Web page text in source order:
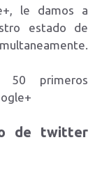
le damos a
estado de
50 primeros
de twitter